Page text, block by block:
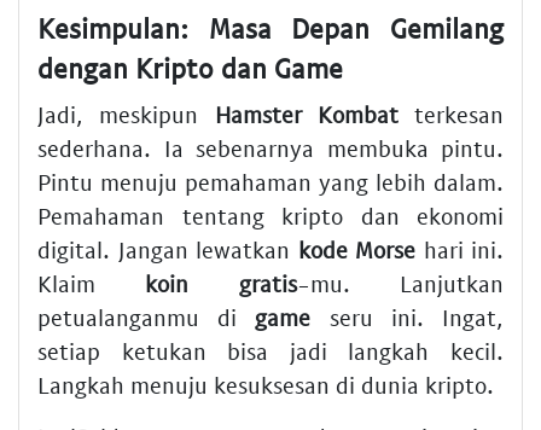
Kesimpulan: Masa Depan Gemilang
dengan Kripto dan Game
Jadi, meskipun Hamster Kombatterkesan
sederhana. Ia sebenarnya membuka pintu.
Pintu menuju pemahaman yang lebih dalam.
Pemahaman tentang kripto dan ekonomi
digital. Jangan lewatkan kode Morse hari ini.
Klaim koin gratis-mu. Lanjutkan
petualanganmu di game seru ini. Ingat,
setiap ketukan bisa jadi langkah kecil.
Langkah menuju kesuksesan di dunia kripto.